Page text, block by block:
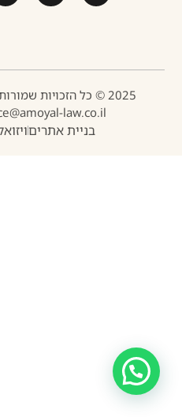
2025 © כל הזכויות שמורות לעורך דין נתנאל אמויאל
law.co.il
בניית אתרים